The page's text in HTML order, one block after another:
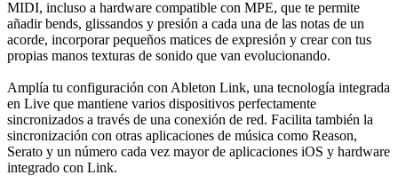
MIDI, incluso a hardware compatible con MPE, que te permite
añadir bends, glissandos y presión a cada una de las notas de un
acorde, incorporar pequeños matices de expresión y crear con tus
propias manos texturas de sonido que van evolucionando.
Amplía tu configuración con Ableton Link, una tecnología integrada
en Live que mantiene varios dispositivos perfectamente
sincronizados a través de una conexión de red. Facilita también la
sincronización con otras aplicaciones de música como Reason,
Serato y un número cada vez mayor de aplicaciones iOS y hardware
integrado con Link.